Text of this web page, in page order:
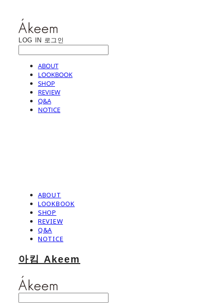
LOG IN 로그인
ABOUT
LOOKBOOK
SHOP
REVIEW
Q&A
NOTICE
ABOUT
LOOKBOOK
SHOP
REVIEW
Q&A
NOTICE
아킴 Akeem